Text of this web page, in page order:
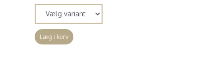
Læg i kurv